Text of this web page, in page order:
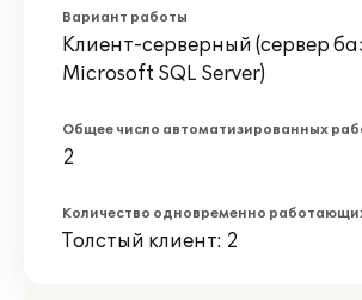
Вариант работы
Клиент-серверный (сервер
Microsoft SQL Server)
Общее число автоматизированных
2
Количество одновременно
Толстый клиент: 2